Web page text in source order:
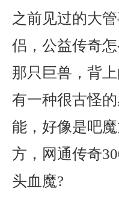
之前见过的大
侣，公益传奇
那只巨兽，背
有一种很古怪
能，好像是吧
方，网通传奇
头血魔?